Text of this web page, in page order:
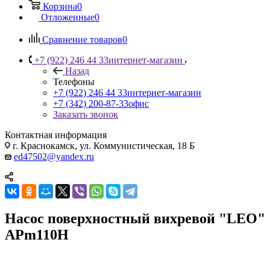
Корзина0
Отложенные0
Сравнение товаров0
+7 (922) 246 44 33интернет-магазин
Назад
Телефоны
+7 (922) 246 44 33интернет-магазин
+7 (342) 200-87-33офис
Заказать звонок
Контактная информация
г. Краснокамск, ул. Коммунистическая, 18 Б
ed47502@yandex.ru
Насос поверхностный вихревой "LEO"
APm110H